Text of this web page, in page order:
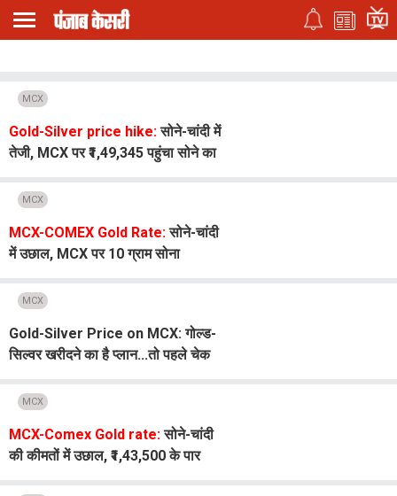
MCX
Gold-Silver price hike:सोने-चांदी में
तेजी, MCX पर ₹1,49,345 पहुंचा सोने का
MCX
MCX-COMEX Gold Rate:सोने-चांदी
में उछाल, MCX पर 10 ग्राम सोना
MCX
Gold-Silver Price on MCX: गोल्ड-
सिल्वर खरीदने का है प्लान...तो पहले चेक
MCX
MCX-Comex Gold rate:सोने-चांदी
की कीमतों में उछाल, ₹1,43,500 के पार